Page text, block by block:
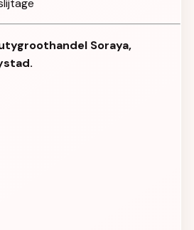
Soraya,